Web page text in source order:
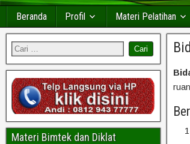
Beranda Profil Materi Pelatihan
Materi Bimtek dan Diklat